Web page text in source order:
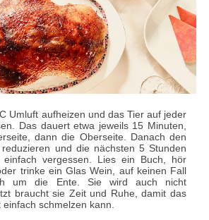
Umluft aufheizen und das Tier auf jeder
Das dauert etwa jeweils 15 Minuten,
dann die Oberseite. Danach den
und die nächsten 5 Stunden
vergessen. Lies ein Buch, hör
trinke ein Glas Wein, auf keinen Fall
um die Ente. Sie wird auch nicht
braucht sie Zeit und Ruhe, damit das
schmelzen kann.